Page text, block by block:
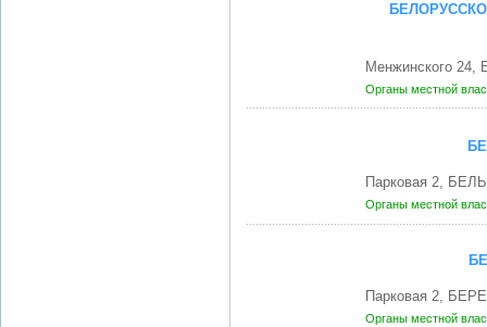
Менжинского 24,
Органы местной
Парковая 2,
Органы местной
Парковая 2,
Органы местной